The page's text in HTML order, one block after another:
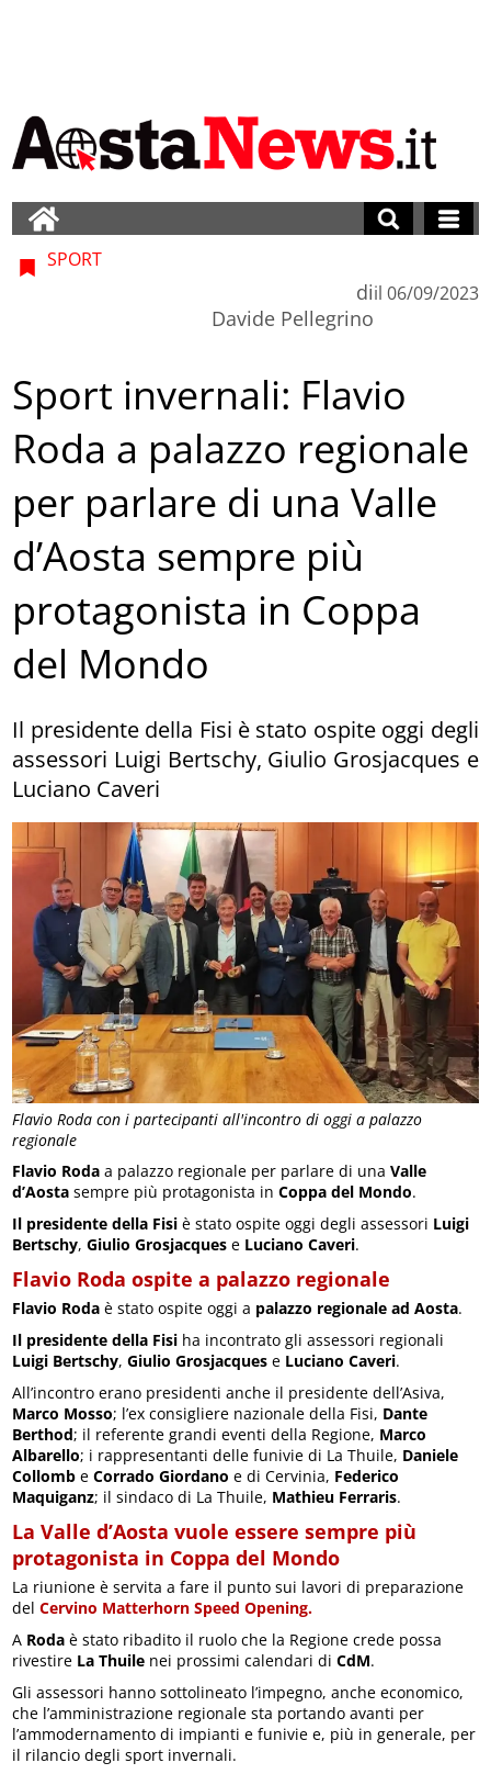
Flavio Roda con i partecipanti all'incontro di oggi a palazzo
regionale
SPORT
di
Davide Pellegrino
il 06/09/2023
Sport invernali: Flavio
Roda a palazzo regionale
per parlare di una Valle
d’Aosta sempre più
protagonista in Coppa
del Mondo
Il presidente della Fisi è stato ospite oggi degli
assessori Luigi Bertschy, Giulio Grosjacques e
Luciano Caveri
Flavio Roda a palazzo regionale per parlare di unaValle
d’Aosta sempre più protagonista inCoppa del Mondo.
Il presidente della Fisi è stato ospite oggi degli assessori Luigi
Bertschy,Giulio Grosjacques e Luciano Caveri.
Flavio Roda ospite a palazzo regionale
Flavio Roda è stato ospite oggi a palazzo regionale ad Aosta.
Il presidente della Fisi ha incontrato gli assessori regionali
Luigi Bertschy,Giulio Grosjacques e Luciano Caveri.
All’incontro erano presidenti anche il presidente dell’Asiva,
Marco Mosso; l’ex consigliere nazionale della Fisi, Dante
Berthod; il referente grandi eventi della Regione, Marco
Albarello; i rappresentanti delle funivie di La Thuile, Daniele
Collomb eCorrado Giordano e di Cervinia, Federico
Maquiganz; il sindaco di La Thuile, Mathieu Ferraris.
La Valle d’Aosta vuole essere sempre più
protagonista in Coppa del Mondo
La riunione è servita a fare il punto sui lavori di preparazione
delCervino Matterhorn Speed Opening.
A Roda è stato ribadito il ruolo che la Regione crede possa
rivestire La Thuile nei prossimi calendari diCdM.
Gli assessori hanno sottolineato l’impegno, anche economico,
che l’amministrazione regionale sta portando avanti per
l’ammodernamento di impianti e funivie e, più in generale, per
il rilancio degli sport invernali.